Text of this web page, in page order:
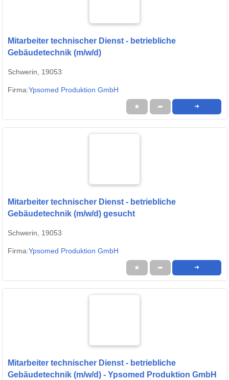
Mitarbeiter technischer Dienst - betriebliche
Gebäudetechnik (m/w/d)
Schwerin, 19053
Firma:Ypsomed Produktion GmbH
★ ➦ ➜
Mitarbeiter technischer Dienst - betriebliche
Gebäudetechnik (m/w/d) gesucht
Schwerin, 19053
Firma:Ypsomed Produktion GmbH
★ ➦ ➜
Mitarbeiter technischer Dienst - betriebliche
Gebäudetechnik (m/w/d) - Ypsomed Produktion GmbH